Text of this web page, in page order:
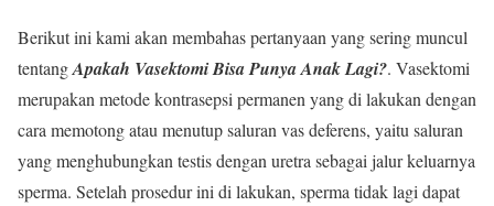
Berikut ini kami akan membahas pertanyaan yang sering muncul
tentangApakah Vasektomi Bisa Punya Anak Lagi?. Vasektomi
merupakan metode kontrasepsi permanen yang di lakukan dengan
cara memotong atau menutup saluran vas deferens, yaitu saluran
yang menghubungkan testis dengan uretra sebagai jalur keluarnya
sperma. Setelah prosedur ini di lakukan, sperma tidak lagi dapat